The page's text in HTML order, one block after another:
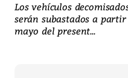
Los vehículos
serán subastados a
mayo del present...